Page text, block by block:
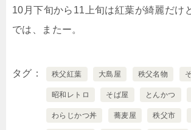
10月下旬から11上旬は紅葉が綺麗だけ
では、またー。
タグ 秩父紅葉 大島屋 秩父名物
昭和レトロ そば屋 とんかつ
わらじかつ丼 蕎麦屋 秩父市